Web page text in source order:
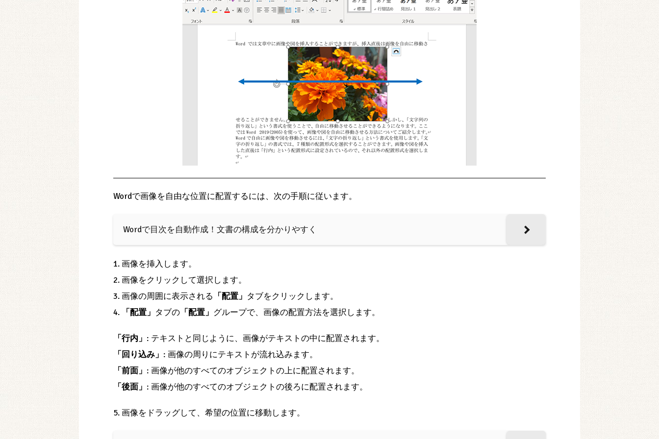
Wordで画像を自由な位置に配置するには、次の手順に従います。
Wordで目次を自動作成！文書の構成を分かりやすく
1. 画像を挿入します。
2. 画像をクリックして選択します。
3. 画像の周囲に表示される 「配置」 タブをクリックします。
4.
「配置」 タブの 「配置」 グループで、画像の配置方法を選択します。
「行内」 : テキストと同じように、画像がテキストの中に配置されます。
「回り込み」 : 画像の周りにテキストが流れ込みます。
「前面」 : 画像が他のすべてのオブジェクトの上に配置されます。
「後面」 : 画像が他のすべてのオブジェクトの後ろに配置されます。
5. 画像をドラッグして、希望の位置に移動します。